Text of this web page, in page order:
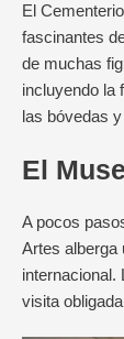
El
fascinantes
de muchas
incluyendo la
las bóvedas
El
A pocos
Artes alberga
internacional.
visita